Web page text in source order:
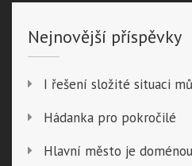
Nejnovější příspěvky
I řešení složité situaci
Hádanka pro pokročilé
Hlavní město je